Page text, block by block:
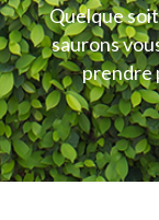
Quelque
saurons
prendre